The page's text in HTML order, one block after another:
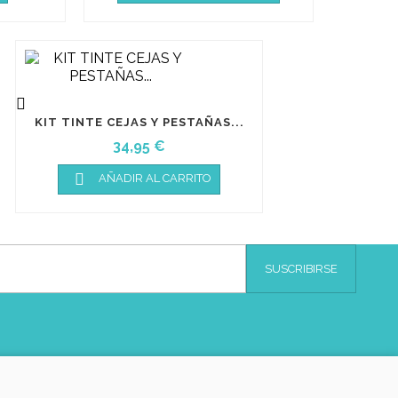

KIT TINTE CEJAS Y PESTAÑAS...
Precio
34,95 €
 AÑADIR AL CARRITO